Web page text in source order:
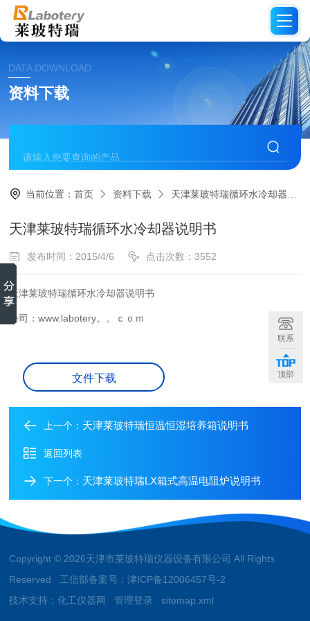
DATA DOWNLOAD
资料下载
当前位置：首页 资料下载 天津莱玻特瑞循环水冷却器说明书
天津莱玻特瑞循环水冷却器说明书
发布时间：2015/4/6 点击次数：3552
天津莱玻特瑞循环水冷却器说明书
公司：www.labotery。。ｃｏｍ
文件下载
上一个： 天津莱玻特瑞恒温恒湿培养箱说明书
返回列表
下一个： 天津莱玻特瑞LX箱式高温电阻炉说明书
Copyright © 2026天津市莱玻特瑞仪器设备有限公司 All Rights
Reserved 工信部备案号：津ICP备12006457号-2
技术支持：化工仪器网 管理登录 sitemap.xml
联系
顶部